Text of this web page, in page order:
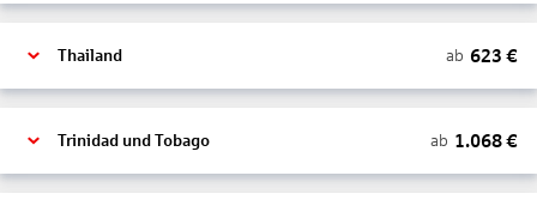
Thailand ab 623 €
Trinidad und Tobago ab 1.068€